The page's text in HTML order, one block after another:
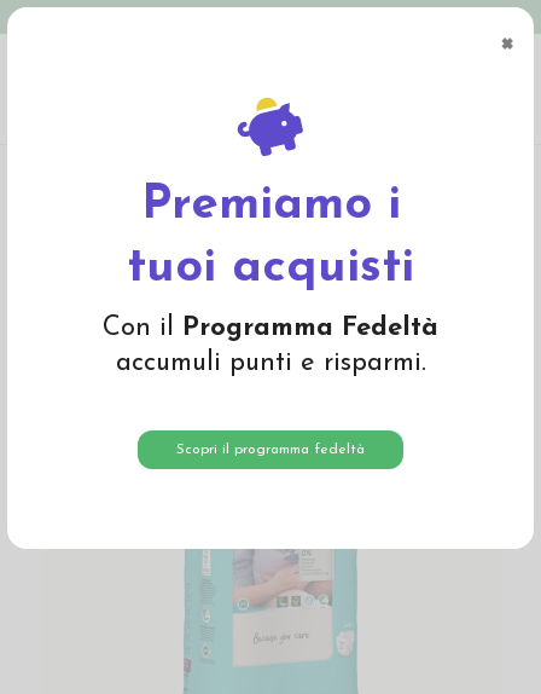
×
Premiamo i
tuoi acquisti
Con il Programma Fedeltà
accumuli punti e risparmi.
Scopri il programma fedeltà